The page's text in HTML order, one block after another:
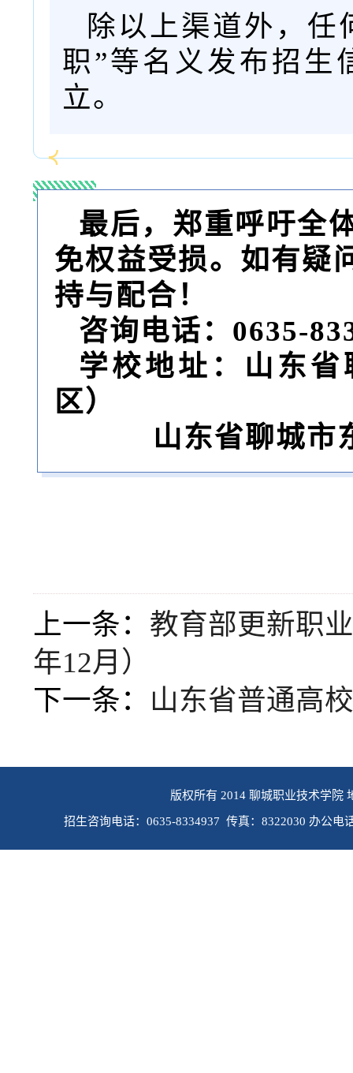
除以上渠道外，任
职”等名义发布招生
立。
最后，郑重呼吁全
免权益受损。如有疑
持与配合！
咨询电话：0635-
学校地址：山东
区）
山东省聊城市
上一条： 教育部更新职
年12月）
下一条： 山东省普通高
版权所有 2014 聊城职业技术学院
招生咨询电话：0635-8334937 传真：8322030 办公电